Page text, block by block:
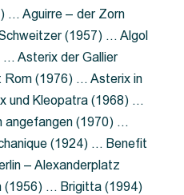
… Aguirre – der Zorn
(1957) … Algol
Asterix der Gallier
(1976) … Asterix in
und Kleopatra (1968) …
angefangen (1970) …
(1924) … Benefit
– Alexanderplatz
(1956) … Brigitta (1994)